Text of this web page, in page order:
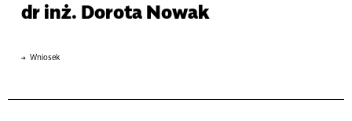
dr inż. Dorota Nowak
Wniosek